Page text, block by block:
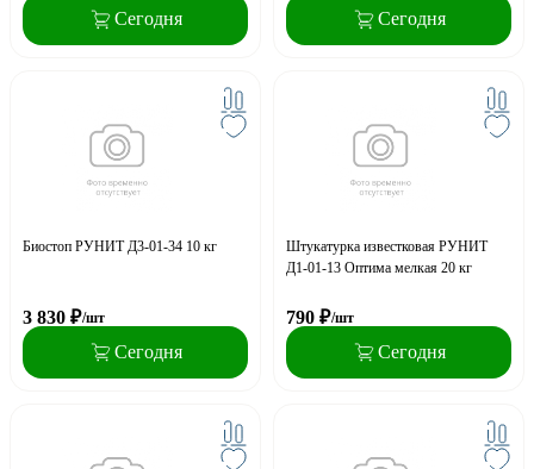
Сегодня Сегодня
Биостоп РУНИТ Д3-01-34 10 кг
3 830 ₽/шт
Сегодня
Штукатурка известковая РУНИТ
Д1-01-13 Оптима мелкая 20 кг
790 ₽/шт
Сегодня